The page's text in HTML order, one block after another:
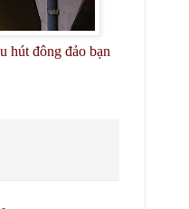
hút đông đảo bạn